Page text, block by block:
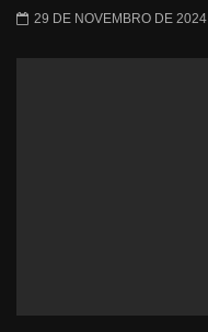
29 DE NOVEMBRO DE 2024